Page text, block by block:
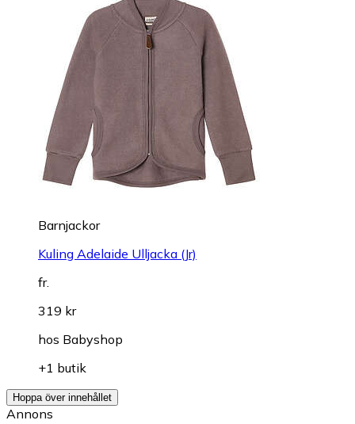
Barnjackor
Kuling Adelaide Ulljacka (Jr)
fr.
319 kr
hos Babyshop
+1 butik
Hoppa över innehållet
Annons